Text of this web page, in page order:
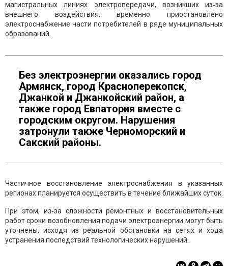
магистральных линиях электропередачи, возникших из‑за
внешнего воздействия, временно приостановлено
электроснабжение части потребителей в ряде муниципальных
образований.
Без электроэнергии оказались город
Армянск, город Красноперекопск,
Джанкой и Джанкойский район, а
также город Евпатория вместе с
городским округом. Нарушения
затронули также Черноморский и
Сакский районы.
Частичное восстановление электроснабжения в указанных
регионах планируется осуществить в течение ближайших суток.
При этом, из‑за сложности ремонтных и восстановительных
работ сроки возобновления подачи электроэнергии могут быть
уточнены, исходя из реальной обстановки на сетях и хода
устранения последствий технологических нарушений.